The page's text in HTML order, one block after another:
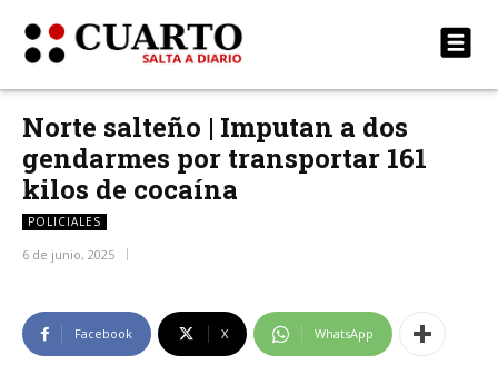
Norte salteño | Imputan a dos
gendarmes por transportar 161
kilos de cocaína
POLICIALES
6 de junio, 2025
Facebook X WhatsApp